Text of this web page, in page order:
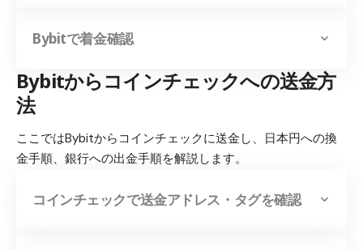
Bybitで着金確認
Bybitからコインチェックへの送金方
法
ここではBybitからコインチェックに送金し、日本円への換
金手順、銀行への出金手順を解説します。
コインチェックで送金アドレス・タグを確認